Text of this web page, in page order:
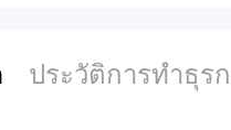
ประวัติการทำธุร